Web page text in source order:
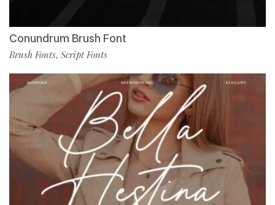
Conundrum Brush Font
Brush Fonts, Script Fonts